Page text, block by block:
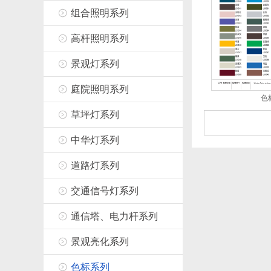
组合照明系列
高杆照明系列
景观灯系列
庭院照明系列
草坪灯系列
中华灯系列
道路灯系列
交通信号灯系列
通信塔、电力杆系列
景观亮化系列
色标系列
色